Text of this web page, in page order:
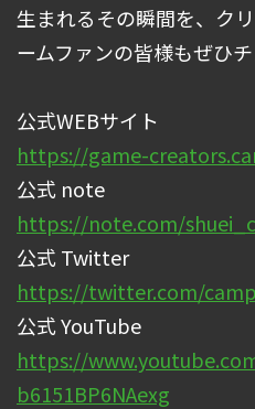
生まれるその瞬間を、ク
ームファンの皆様もぜひ
公式WEBサイト
https://game-
公式 note
https://note.com/
公式 Twitter
https://twitter.com/
公式 YouTube
https://
b6151BP6NAexg